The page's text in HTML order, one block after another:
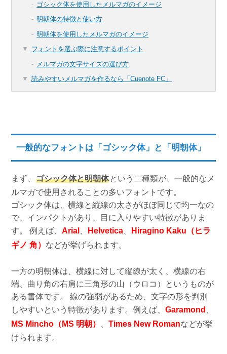
ゴシック体を使用したメルマガのイメージ
明朝体の特徴と使い方
明朝体を使用したメルマガのイメージ
フォントを選ぶ際に注意するポイント
メルマガの文字サイズの選び方
読みやすいメルマガを作るなら「Cuenote FC」
一般的なフォントは「ゴシック体」と「明朝体」
まず、 ゴシック体と明朝体という二種類が、一般的なメ
ルマガで使用されることの多いフォントです。
ゴシック体は、横線と縦線の太さがほぼ同じで均一なの
で、インパクトがあり、目に入りやすい特徴がありま
す。 例えば、Arial Helvetica
Hiragino Kaku（ヒラ
ギノ 角） などが挙げられます。
一方の明朝体は、横線に対して縦線が太く、横線の右
端、曲り角の右肩に三角形の山（ウロコ）というものが
ある書体です。 線の強弱があるため、文字の形を判別
しやすいという特徴があります。例えば、Garamond
MS Mincho（MS 明朝）
、Times New Romanなどが挙
げられます。